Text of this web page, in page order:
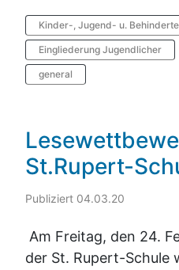
Kinder-, Jugend- u.
Eingliederung Jugendlicher
general
St.Rupert-
Publiziert 04.03.20
Am Freitag, den 24.
der St. Rupert-Schule